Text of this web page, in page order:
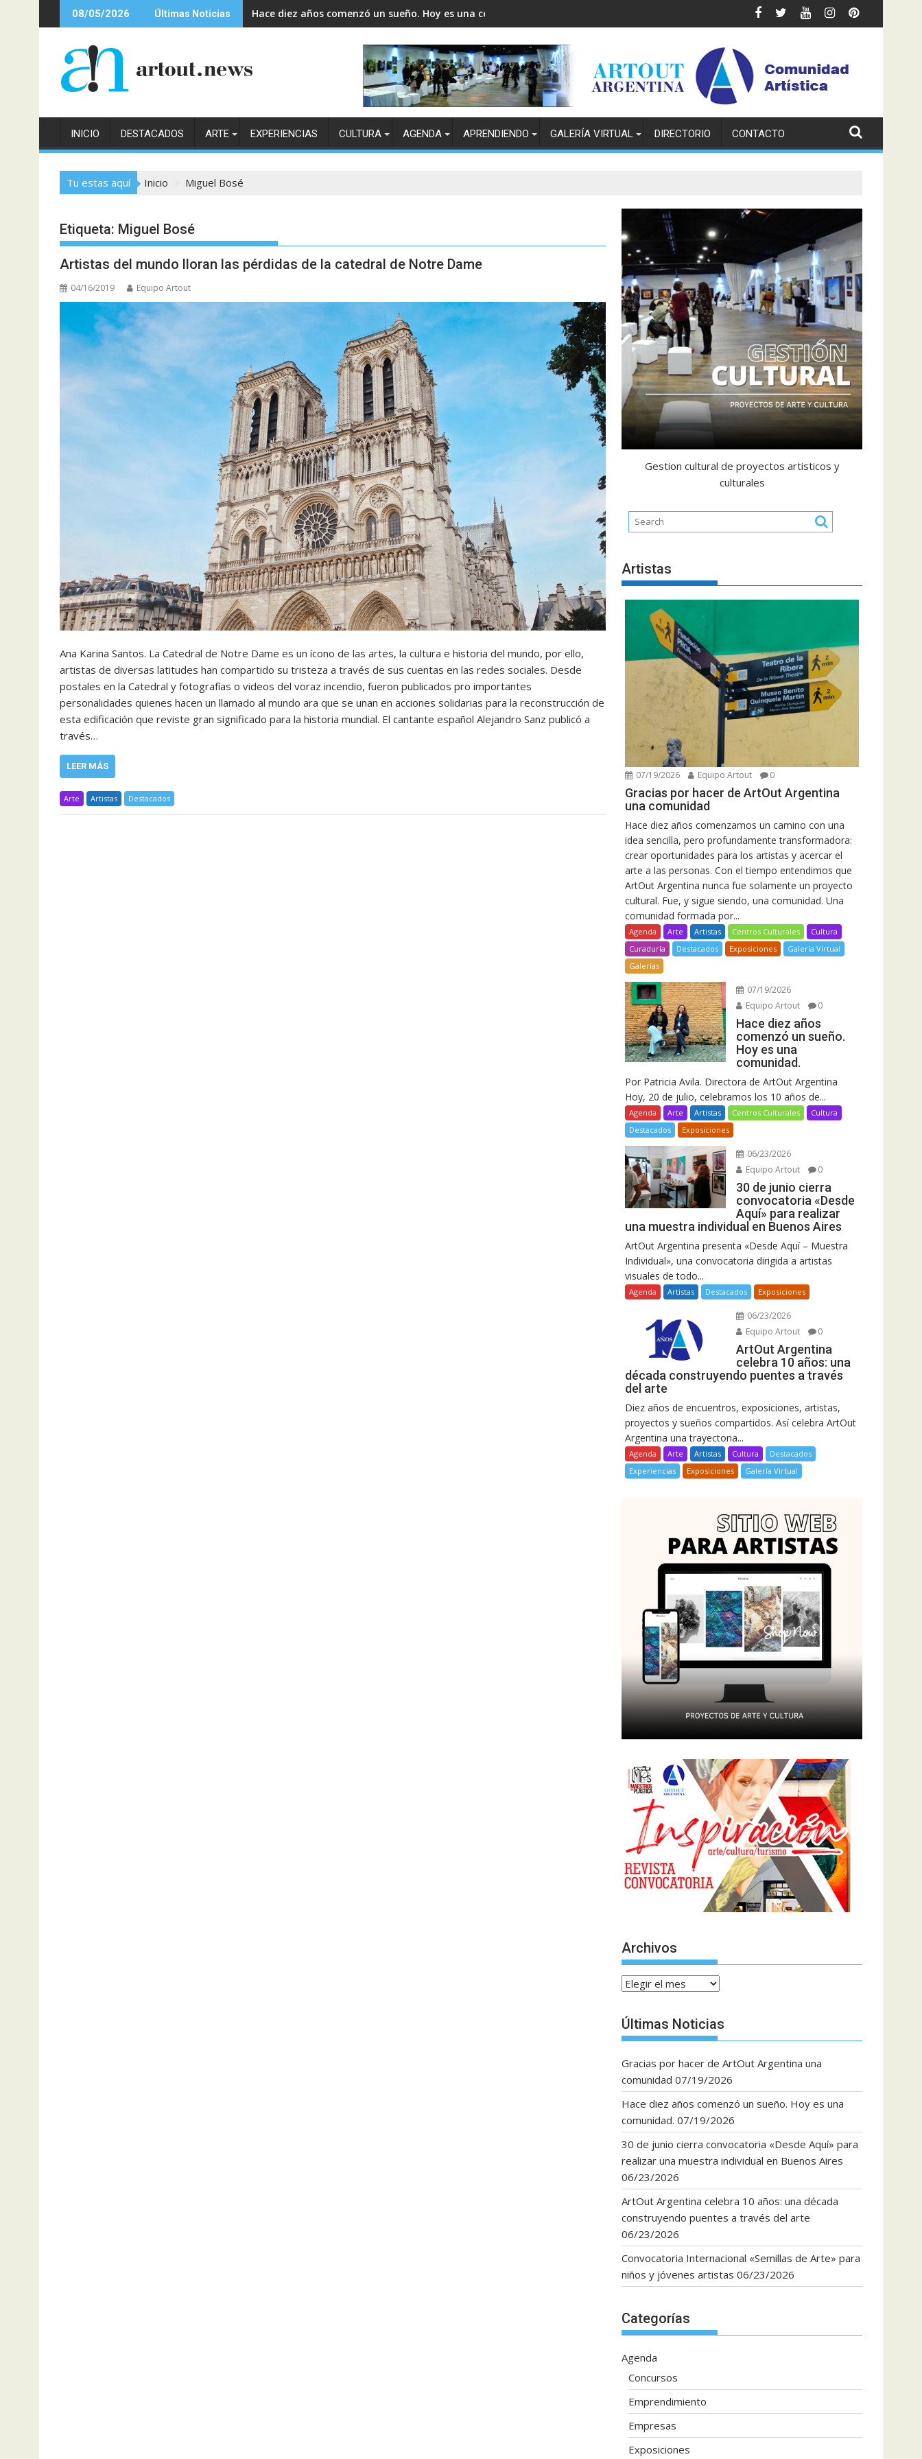
al
08/05/2026 Últimas Noticias Hace diez años comenzó un sueño. Hoy es una comunidad.
INICIO DESTACADOS ARTE EXPERIENCIAS CULTURA AGENDA APRENDIENDO GALERÍA VIRTUAL DIRECTORIO CONTACTO
Tu estas aquí Inicio Miguel Bosé
Etiqueta: Miguel Bosé
Artistas del mundo lloran las pérdidas de la catedral de Notre Dame
04/16/2019 Equipo Artout
Ana Karina Santos. La Catedral de Notre Dame es un ícono de las artes, la cultura e historia del mundo, por ello,
artistas de diversas latitudes han compartido su tristeza a través de sus cuentas en las redes sociales. Desde
postales en la Catedral y fotografías o videos del voraz incendio, fueron publicados pro importantes
personalidades quienes hacen un llamado al mundo ara que se unan en acciones solidarias para la reconstrucción de
esta edificación que reviste gran significado para la historia mundial. El cantante español Alejandro Sanz publicó a
través…
LEER MÁS
Arte Artistas Destacados
Gestion cultural de proyectos artisticos y
culturales
Artistas
07/19/2026 Equipo Artout 0
Gracias por hacer de ArtOut Argentina
una comunidad
Hace diez años comenzamos un camino con una
idea sencilla, pero profundamente transformadora:
crear oportunidades para los artistas y acercar el
arte a las personas. Con el tiempo entendimos que
ArtOut Argentina nunca fue solamente un proyecto
cultural. Fue, y sigue siendo, una comunidad. Una
comunidad formada por...
Agenda Arte Artistas Centros Culturales
Cultura
Curaduría
Destacados Exposiciones
Galería Virtual
Galerías
07/19/2026
Equipo Artout
0
Hace diez años
comenzó un sueño.
Hoy es una
comunidad.
Por Patricia Avila. Directora de ArtOut Argentina
Hoy, 20 de julio, celebramos los 10 años de...
Agenda Arte Artistas Centros Culturales
Cultura
Destacados
Exposiciones
06/23/2026
Equipo Artout
0
30 de junio cierra
convocatoria «Desde
Aquí» para realizar
una muestra individual en Buenos Aires
ArtOut Argentina presenta «Desde Aquí – Muestra
Individual», una convocatoria dirigida a artistas
visuales de todo...
Agenda Artistas Destacados Exposiciones
06/23/2026
Equipo Artout
0
ArtOut Argentina
celebra 10 años: una
década construyendo puentes a través
del arte
Diez años de encuentros, exposiciones, artistas,
proyectos y sueños compartidos. Así celebra ArtOut
Argentina una trayectoria...
Agenda Arte Artistas Cultura
Destacados
Experiencias
Exposiciones Galería Virtual
Archivos
Archivos
Últimas Noticias
Gracias por hacer de ArtOut Argentina una
comunidad 07/19/2026
Hace diez años comenzó un sueño. Hoy es una
comunidad. 07/19/2026
30 de junio cierra convocatoria «Desde Aquí» para
realizar una muestra individual en Buenos Aires
06/23/2026
ArtOut Argentina celebra 10 años: una década
construyendo puentes a través del arte
06/23/2026
Convocatoria Internacional «Semillas de Arte» para
niños y jóvenes artistas 06/23/2026
Categorías
Agenda
Concursos
Emprendimiento
Empresas
Exposiciones